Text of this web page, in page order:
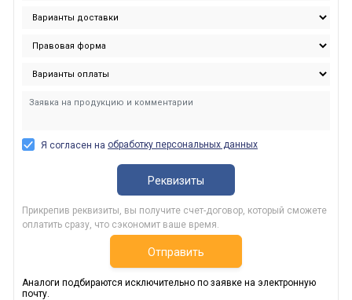
Я согласен на обработку персональных данных
Реквизиты
Прикрепив реквизиты, вы получите счет-договор, который сможете
оплатить сразу, что сэкономит ваше время.
Отправить
Аналоги подбираются исключительно по заявке на электронную
почту.